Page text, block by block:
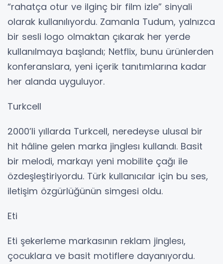
“rahatça otur ve ilginç bir film izle” sinyali
olarak kullanılıyordu. Zamanla Tudum, yalnızca
bir sesli logo olmaktan çıkarak her yerde
kullanılmaya başlandı; Netflix, bunu ürünlerden
konferanslara, yeni içerik tanıtımlarına kadar
her alanda uyguluyor.
Turkcell
2000’li yıllarda Turkcell, neredeyse ulusal bir
hit hâline gelen marka jinglesı kullandı. Basit
bir melodi, markayı yeni mobilite çağı ile
özdeşleştiriyordu. Türk kullanıcılar için bu ses,
iletişim özgürlüğünün simgesi oldu.
Eti
Eti şekerleme markasının reklam jinglesı,
çocuklara ve basit motiflere dayanıyordu.